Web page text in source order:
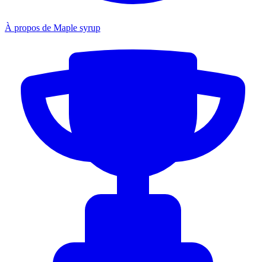
À propos de Maple syrup